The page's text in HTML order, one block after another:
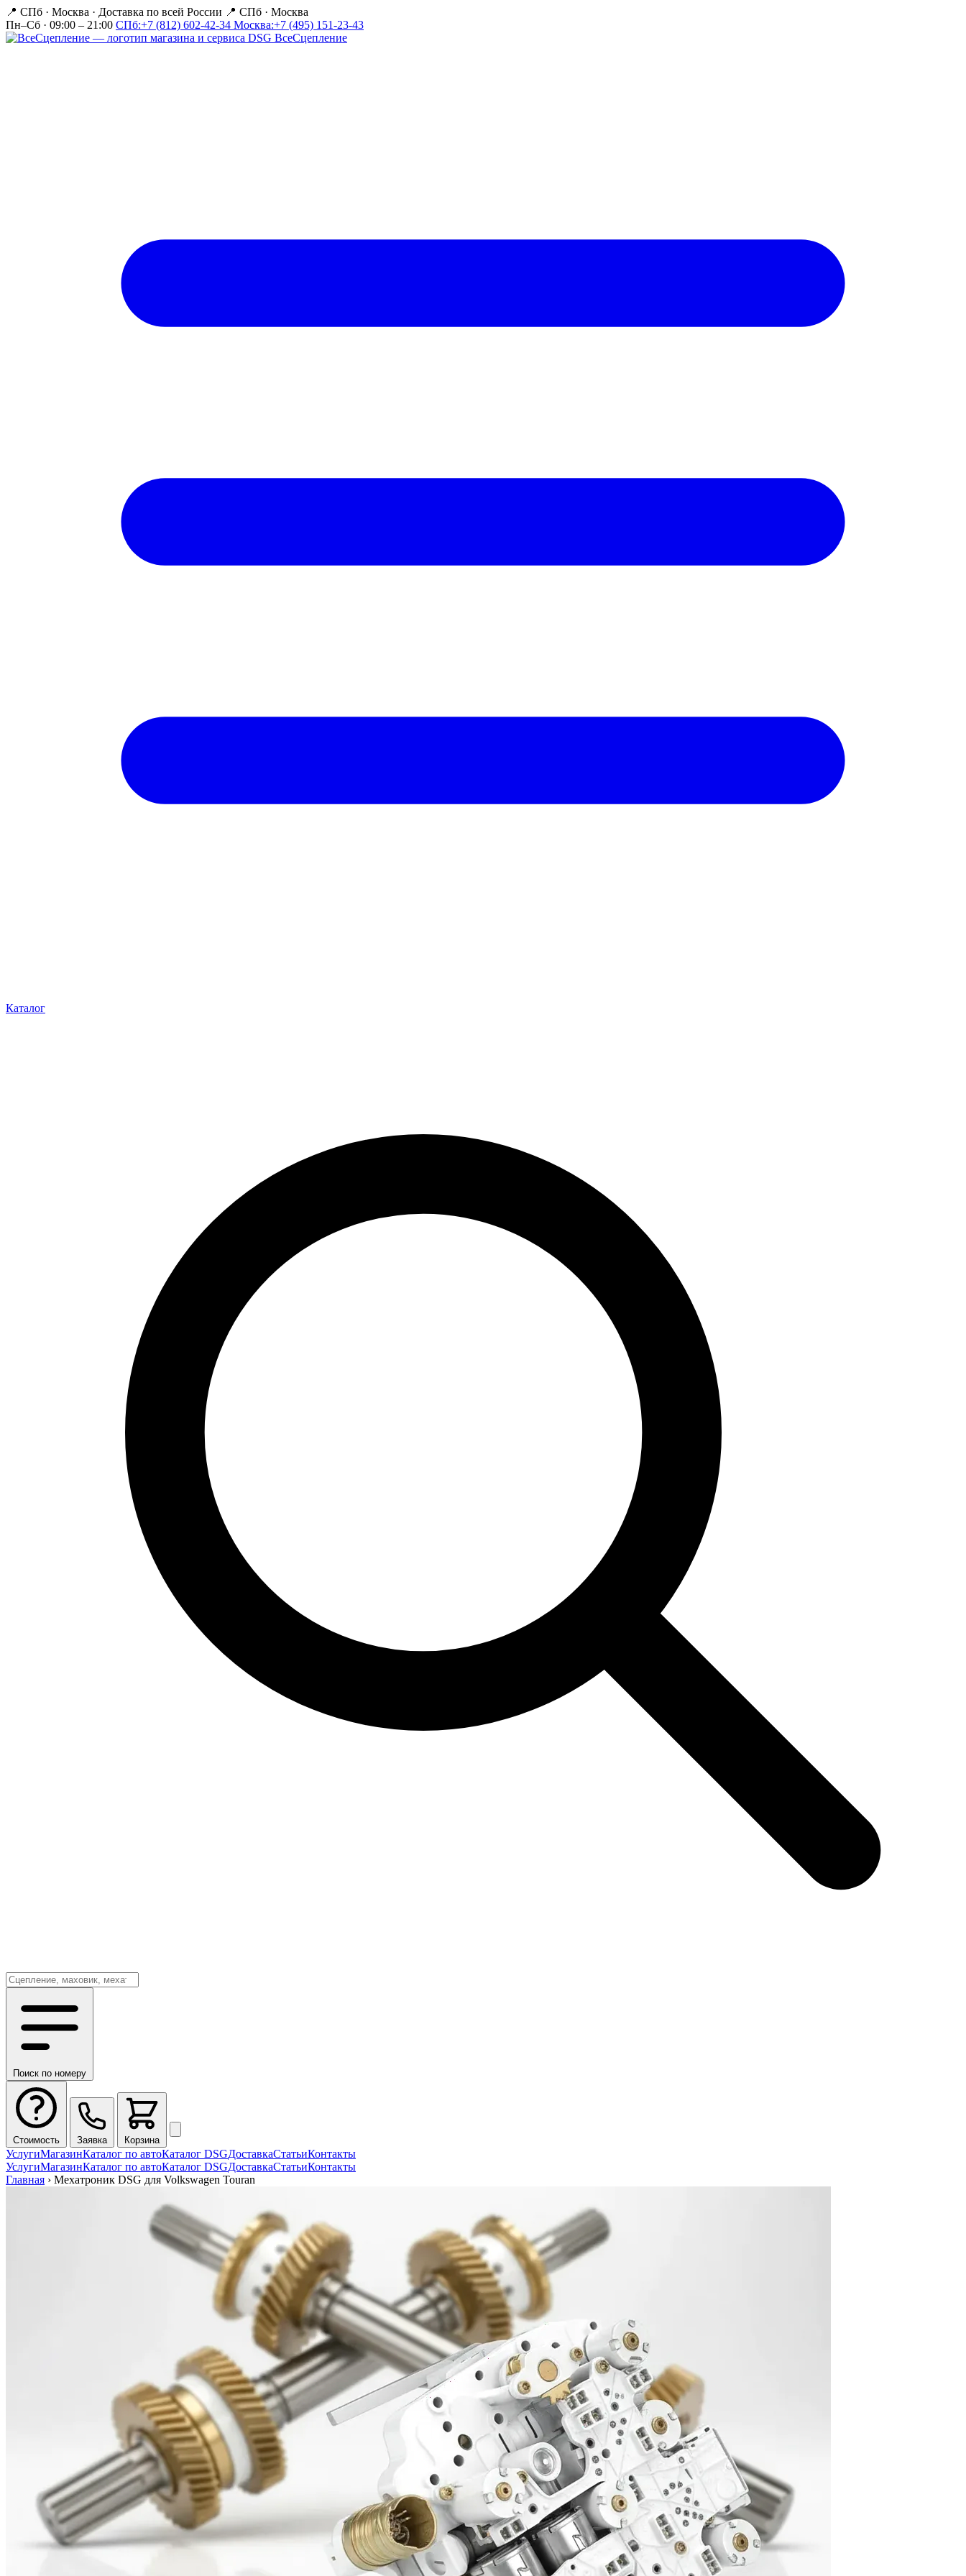
📍 СПб · Москва · Доставка по всей России 📍 СПб · Москва
Пн–Сб · 09:00 – 21:00 СПб:+7 (812) 602-42-34 Москва:+7 (495) 151-23-43
ВсеСцепление
Каталог
Поиск по номеру
Стоимость Заявка Корзина
УслугиМагазинКаталог по автоКаталог DSGДоставкаСтатьиКонтакты
УслугиМагазинКаталог по автоКаталог DSGДоставкаСтатьиКонтакты
Главная › Мехатроник DSG для Volkswagen Touran